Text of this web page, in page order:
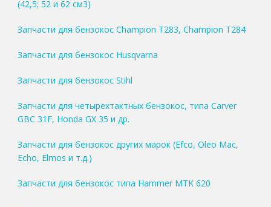
(42,5; 52 и 62 см3)
Запчасти для бензокос Champion T283, Champion T284
Запчасти для бензокос Husqvarna
Запчасти для бензокос Stihl
Запчасти для четырехтактных бензокос, типа Carver
GBC 31F, Honda GX 35 и др.
Запчасти для бензокос других марок (Efco, Oleo Mac,
Echo, Elmos и т.д.)
Запчасти для бензокос типа Hammer MTK 620